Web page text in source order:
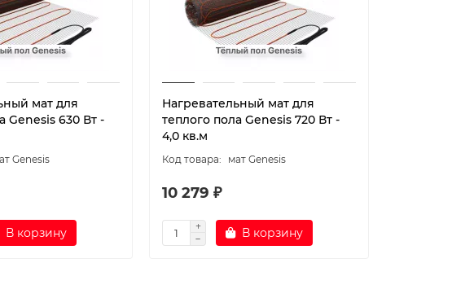
мат для
Genesis 630 Вт -
Genesis
В корзину
Нагревательный мат для
теплого пола Genesis 720 Вт -
4,0 кв.м
мат Genesis
10 279 ₽
В корзину